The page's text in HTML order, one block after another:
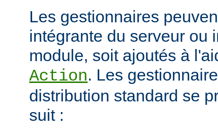
Les gestionnaires
intégrante du serveur ou
module, soit ajoutés à
Action. Les
distribution standard se
suit :